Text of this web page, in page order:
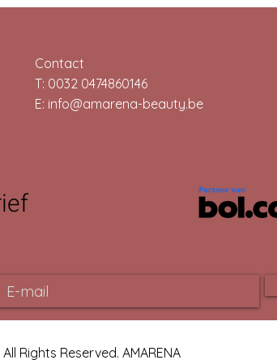
Contact
T: 0032 0474860146
E: info@amarena-beauty.be
Rights Reserved. AMARENA